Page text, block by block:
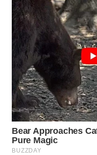
LABUANBAJO
WN
BORNEO
Wahana
Media
Group
WAHANA
NEWS
WAHANA